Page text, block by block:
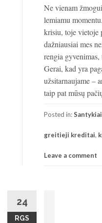
Ne vienam
lemiamu
krisiu, toje vietoje
dažniausiai mes
rengia
Gerai, kad yra
užsitarnaujame –
taip pat mūsų
Posted in:Santykiai
greitieji kreditai,
Leave a comment
24
RGS